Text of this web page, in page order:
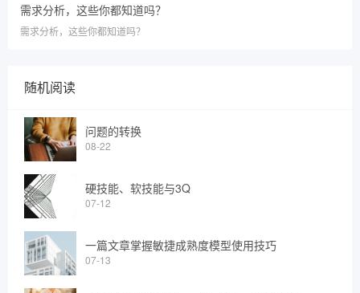
需求分析，这些你都知道吗？
需求分析，这些你都知道吗？
随机阅读
问题的转换
08-22
硬技能、软技能与3Q
07-12
一篇文章掌握敏捷成熟度模型使用技巧
07-13